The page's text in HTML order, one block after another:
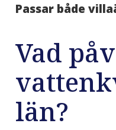
Passar både
Vad
län?